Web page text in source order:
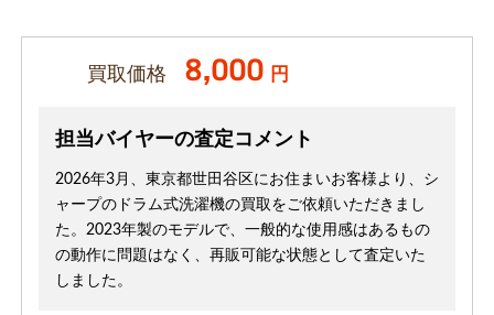
買取価格 8,000 円
担当バイヤーの査定コメント
2026年3月、東京都世田谷区にお住まいお客様より、シ
ャープのドラム式洗濯機の買取をご依頼いただきまし
た。2023年製のモデルで、一般的な使用感はあるもの
の動作に問題はなく、再販可能な状態として査定いた
しました。